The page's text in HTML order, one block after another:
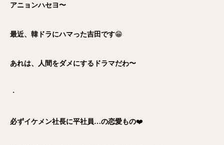
アニョンハセヨ〜
最近、韓ドラにハマった吉田です😁
あれは、人間をダメにするドラマだわ〜
・
必ずイケメン社長に平社員…の恋愛もの❤️